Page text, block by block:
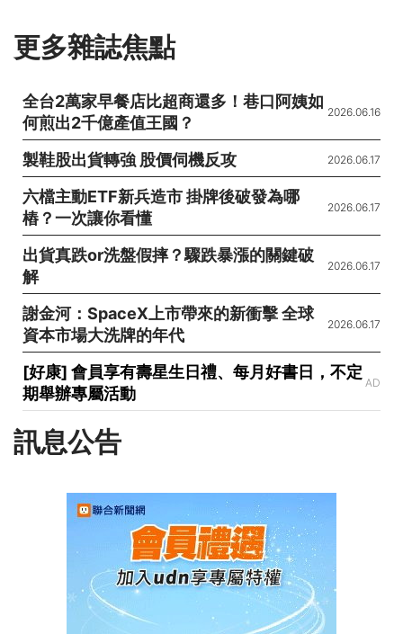
更多雜誌焦點
全台2萬家早餐店比超商還多！巷口阿姨如
何煎出2千億產值王國？
2026.06.16
製鞋股出貨轉強 股價伺機反攻 2026.06.17
六檔主動ETF新兵造市 掛牌後破發為哪
樁？一次讓你看懂
2026.06.17
出貨真跌or洗盤假摔？驟跌暴漲的關鍵破
解
2026.06.17
謝金河：SpaceX上市帶來的新衝擊 全球
資本市場大洗牌的年代
2026.06.17
[好康] 會員享有壽星生日禮、每月好書日，不定
期舉辦專屬活動
AD
訊息公告